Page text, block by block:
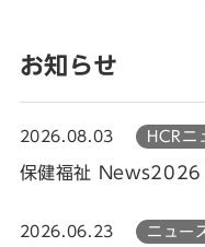
お知らせ
2026.08.03 HCRニ
保健福祉
2026.06.23 ニュー